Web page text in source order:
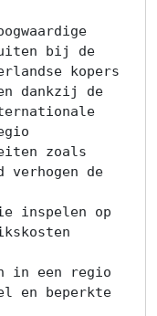
bij de
kopers
dankzij de
zoals
verhogen de
inspelen op
in een regio
en beperkte